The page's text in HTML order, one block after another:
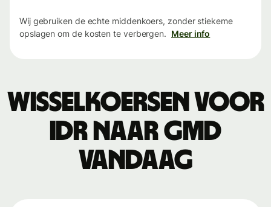
Wij gebruiken de echte middenkoers, zonder stiekeme
opslagen om de kosten te verbergen. Meer info
Wisselkoersen voor
IDR naar GMD
vandaag